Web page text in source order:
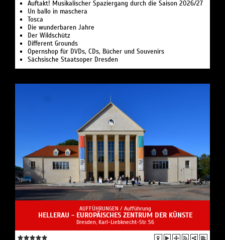
Auftakt! Musikalischer Spaziergang durch die Saison 2026/27
Un ballo in maschera
Tosca
Die wunderbaren Jahre
Der Wildschütz
Different Grounds
Opernshop für DVDs, CDs, Bücher und Souvenirs
Sächsische Staatsoper Dresden
AUFFÜHRUNGEN / Aufführung
HELLERAU - EUROPÄISCHES ZENTRUM DER KÜNSTE
Dresden, Karl-Liebknecht-Str. 56